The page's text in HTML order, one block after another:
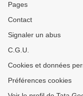
Pages
Contact
Signaler un abus
C.G.U.
Cookies et données
Préférences cookies